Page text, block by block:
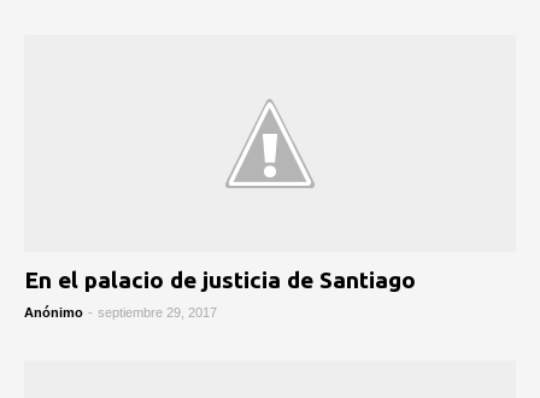
En el palacio de justicia de Santiago
Anónimo - septiembre 29, 2017